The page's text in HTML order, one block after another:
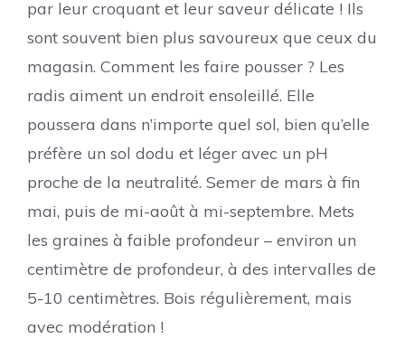
par leur croquant et leur saveur délicate ! Ils
sont souvent bien plus savoureux que ceux du
magasin. Comment les faire pousser ? Les
radis aiment un endroit ensoleillé. Elle
poussera dans n’importe quel sol, bien qu’elle
préfère un sol dodu et léger avec un pH
proche de la neutralité. Semer de mars à fin
mai, puis de mi-août à mi-septembre. Mets
les graines à faible profondeur – environ un
centimètre de profondeur, à des intervalles de
5-10 centimètres. Bois régulièrement, mais
avec modération !